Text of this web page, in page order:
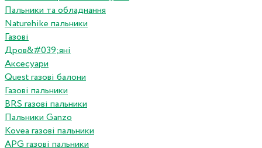
Пальники та обладнання
Naturehike пальники
Газові
Дров&#039;яні
Аксесуари
Quest газові балони
Газові пальники
BRS газові пальники
Пальники Ganzo
Kovea газові пальники
APG газові пальники